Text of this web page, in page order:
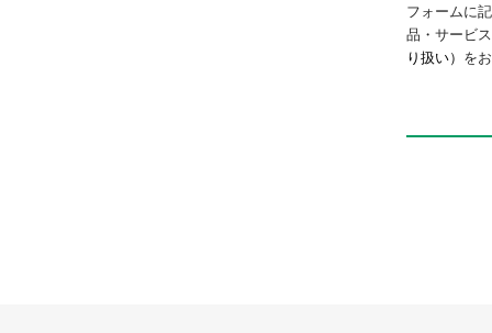
フォームに
品・サービ
り扱い） を